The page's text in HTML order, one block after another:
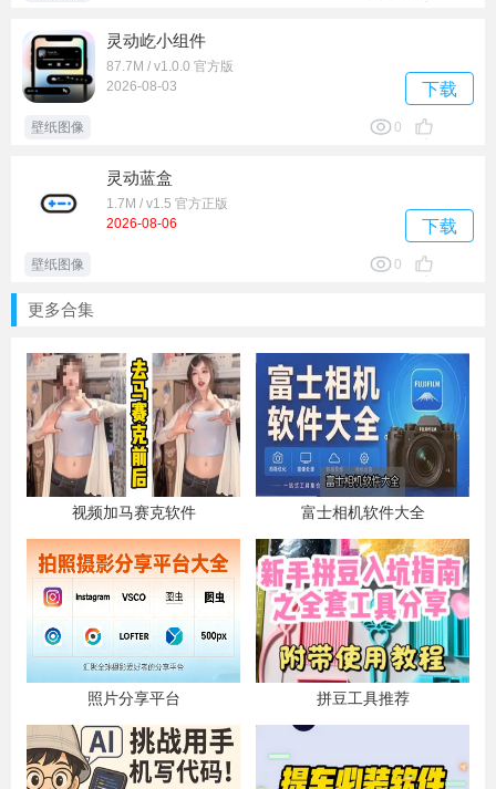
灵动屹小组件
87.7M / v1.0.0 官方版
2026-08-03
下载
壁纸图像 0
灵动蓝盒
1.7M / v1.5 官方正版
2026-08-06
下载
壁纸图像 0
更多合集
视频加马赛克软件 富士相机软件大全
照片分享平台 拼豆工具推荐